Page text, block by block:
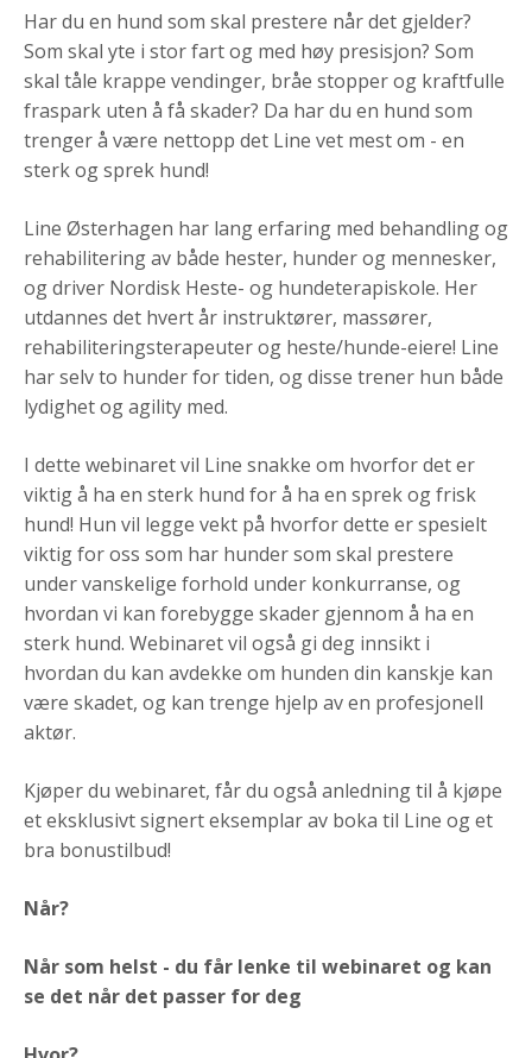
Har du en hund som skal prestere når det gjelder?
Som skal yte i stor fart og med høy presisjon? Som
skal tåle krappe vendinger, bråe stopper og kraftfulle
fraspark uten å få skader? Da har du en hund som
trenger å være nettopp det Line vet mest om - en
sterk og sprek hund!
Line Østerhagen har lang erfaring med behandling og
rehabilitering av både hester, hunder og mennesker,
og driver Nordisk Heste- og hundeterapiskole. Her
utdannes det hvert år instruktører, massører,
rehabiliteringsterapeuter og heste/hunde-eiere! Line
har selv to hunder for tiden, og disse trener hun både
lydighet og agility med.
I dette webinaret vil Line snakke om hvorfor det er
viktig å ha en sterk hund for å ha en sprek og frisk
hund! Hun vil legge vekt på hvorfor dette er spesielt
viktig for oss som har hunder som skal prestere
under vanskelige forhold under konkurranse, og
hvordan vi kan forebygge skader gjennom å ha en
sterk hund. Webinaret vil også gi deg innsikt i
hvordan du kan avdekke om hunden din kanskje kan
være skadet, og kan trenge hjelp av en profesjonell
aktør.
Kjøper du webinaret, får du også anledning til å kjøpe
et eksklusivt signert eksemplar av boka til Line og et
bra bonustilbud!
Når?
Når som helst - du får lenke til webinaret og kan
se det når det passer for deg